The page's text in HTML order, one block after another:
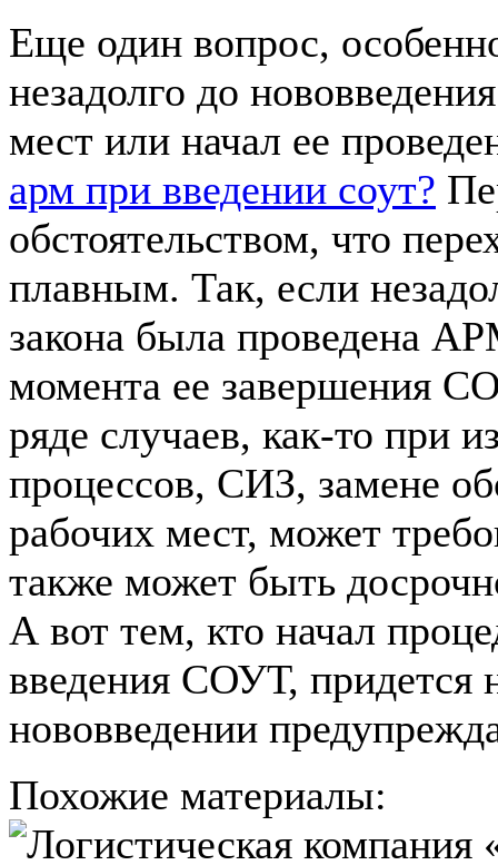
Еще один вопрос,
незадолго до
мест или начал ее
арм при введении соут?
обстоятельством, что
плавным. Так, если
закона была проведена
момента ее завершения
ряде случаев, как-то при
процессов, СИЗ, замене
рабочих мест, может
также может быть
А вот тем, кто начал
введения СОУТ, придется
нововведении
Похожие материалы: